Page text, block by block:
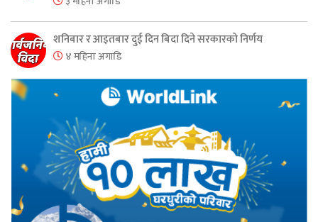
शनिबार र आइतबार दुई दिन बिदा दिने सरकारको निर्णय
४ महिना अगाडि